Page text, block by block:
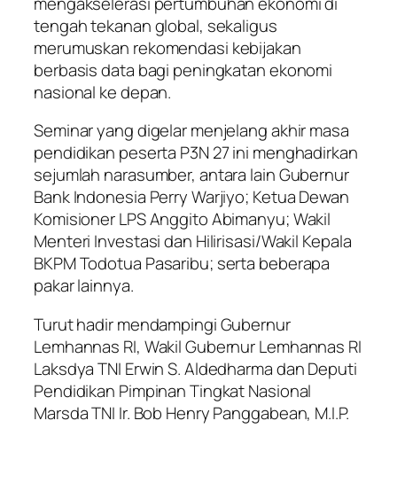
tengah tekanan global, sekaligus
merumuskan rekomendasi kebijakan
berbasis data bagi peningkatan ekonomi
nasional ke depan.
Seminar yang digelar menjelang akhir masa
pendidikan peserta P3N 27 ini menghadirkan
sejumlah narasumber, antara lain Gubernur
Bank Indonesia Perry Warjiyo; Ketua Dewan
Komisioner LPS Anggito Abimanyu; Wakil
Menteri Investasi dan Hilirisasi/Wakil Kepala
BKPM Todotua Pasaribu; serta beberapa
pakar lainnya.
Turut hadir mendampingi Gubernur
Lemhannas RI, Wakil Gubernur Lemhannas RI
Laksdya TNI Erwin S. Aldedharma dan Deputi
Pendidikan Pimpinan Tingkat Nasional
Marsda TNI Ir. Bob Henry Panggabean, M.I.P.